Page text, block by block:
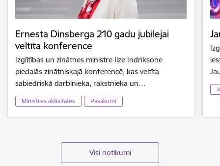
Ernesta Dinsberga 210 gadu jubilejai
veltīta konference
Izglītības un zinātnes ministre Ilze Indriksone
piedalās zinātniskajā konferencē, kas veltīta
sabiedriskā darbinieka, rakstnieka un…
Ministres aktivitātes Pasākumi
Visi notikumi